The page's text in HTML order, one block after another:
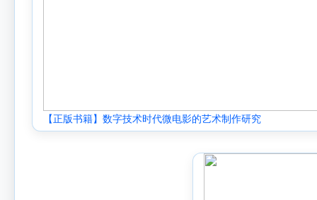
【正版书籍】数字技术时代微电影的艺术制作研究